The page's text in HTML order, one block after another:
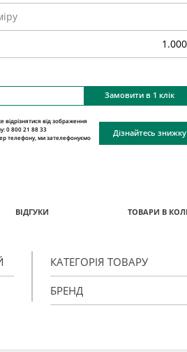
Замовити в 1 клік
відрізнятися від зображення
0 800 21 88 33
телефону, ми зателефонуємо
Дізнайтесь знижку
ВІДГУКИ ТОВАРИ В
КАТЕГОРІЯ ТОВАРУ
БРЕНД